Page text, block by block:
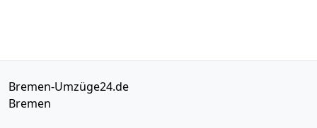
Bremen-Umzüge24.de
Bremen